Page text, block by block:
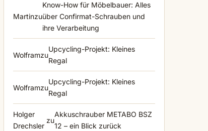
Martinzu
Know-How für Möbelbauer: Alles
über Confirmat-Schrauben und
ihre Verarbeitung
Wolframzu
Upcycling-Projekt: Kleines
Regal
Wolframzu
Upcycling-Projekt: Kleines
Regal
Holger
Drechsler
zu
Akkuschrauber METABO BSZ
12 – ein Blick zurück